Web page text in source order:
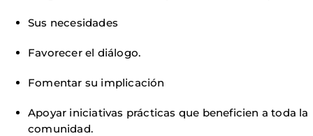
Sus necesidades
Favorecer el diálogo.
Fomentar su implicación
Apoyar iniciativas prácticas que beneficien a toda la
comunidad.